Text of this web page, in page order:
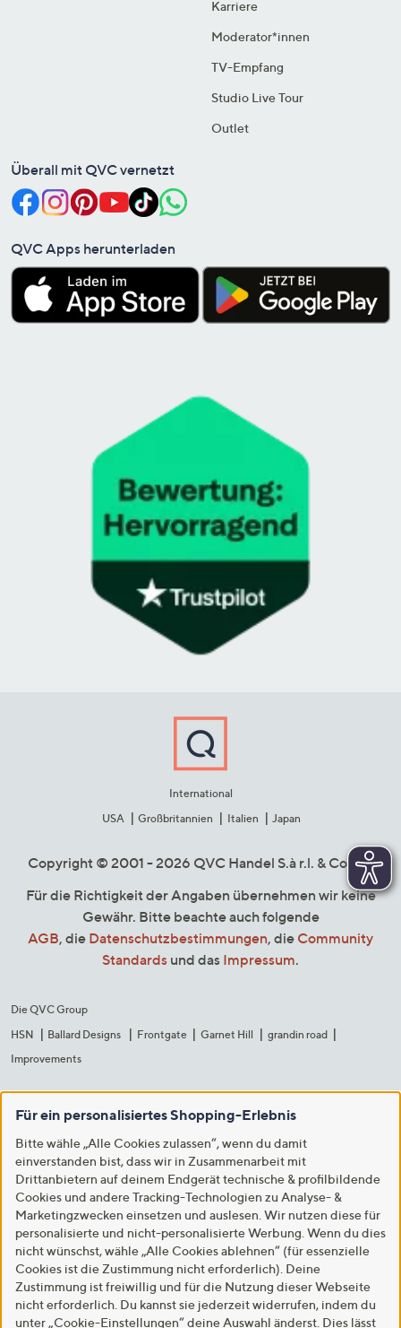
Karriere
Moderator*innen
TV-Empfang
Studio Live Tour
Outlet
Überall mit QVC vernetzt
QVC Apps herunterladen
International
USA
Großbritannien Italien Japan
Copyright © 2001 - 2026 QVC Handel S.à r.l. & Co. KG
Für die Richtigkeit der Angaben übernehmen wir keine
Gewähr. Bitte beachte auch folgende
AGB, die Datenschutzbestimmungen, die Community
Standards und das Impressum.
Die QVC Group
HSN
Ballard Designs Frontgate Garnet Hill
grandin road
Improvements
Für ein personalisiertes Shopping-Erlebnis
Bitte wähle „Alle Cookies zulassen“, wenn du damit
einverstanden bist, dass wir in Zusammenarbeit mit
Drittanbietern auf deinem Endgerät technische & profilbildende
Cookies und andere Tracking-Technologien zu Analyse- &
Marketingzwecken einsetzen und auslesen. Wir nutzen diese für
personalisierte und nicht-personalisierte Werbung. Wenn du dies
nicht wünschst, wähle „Alle Cookies ablehnen“ (für essenzielle
Cookies ist die Zustimmung nicht erforderlich). Deine
Zustimmung ist freiwillig und für die Nutzung dieser Webseite
nicht erforderlich. Du kannst sie jederzeit widerrufen, indem du
unter „Cookie-Einstellungen“ deine Auswahl änderst. Dies lässt